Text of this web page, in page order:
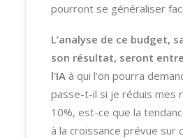
pourront se généraliser
L’analyse de ce budget,
son résultat, seront
l’IA à qui l’on pourra
passe-t-il si je réduis mes
10%, est-ce que la
à la croissance prévue sur